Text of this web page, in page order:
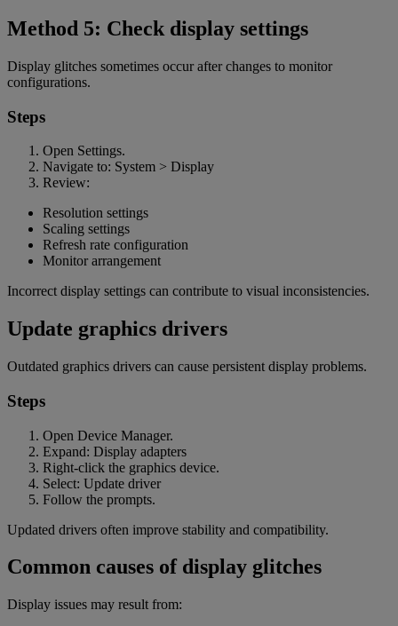
Method 5: Check display settings
Display glitches sometimes occur after changes to monitor
configurations.
Steps
Open Settings.
Navigate to: System > Display
Review:
Resolution settings
Scaling settings
Refresh rate configuration
Monitor arrangement
Incorrect display settings can contribute to visual inconsistencies.
Update graphics drivers
Outdated graphics drivers can cause persistent display problems.
Steps
Open Device Manager.
Expand: Display adapters
Right-click the graphics device.
Select: Update driver
Follow the prompts.
Updated drivers often improve stability and compatibility.
Common causes of display glitches
Display issues may result from: